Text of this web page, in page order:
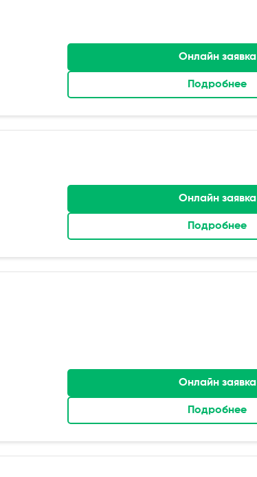
Онлайн заявка
Подробнее
Онлайн заявка
Подробнее
Онлайн заявка
Подробнее